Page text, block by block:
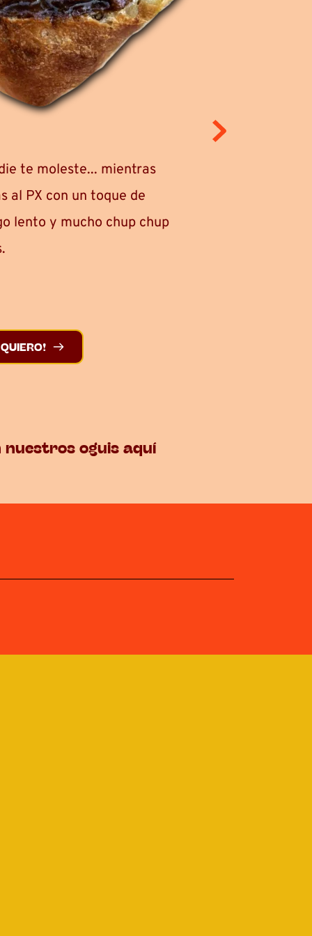
te moleste... mientras
al PX con un toque de
lento y mucho chup chup
oguis aquí